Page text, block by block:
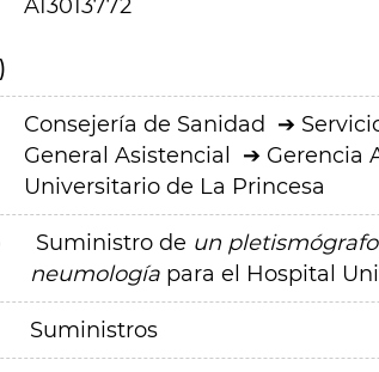
A13013772
Consejería de Sanidad
General Asistencial
Gerencia
Universitario de La Princesa
Suministro de un
neumologíapara el Hospital
Suministros